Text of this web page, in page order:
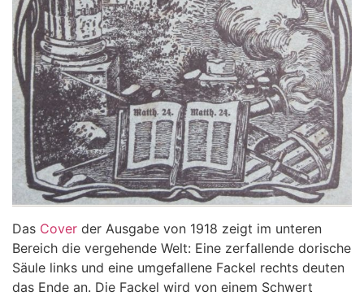
Das Cover der Ausgabe von 1918 zeigt im unteren
Bereich die vergehende Welt: Eine zerfallende dorische
Säule links und eine umgefallene Fackel rechts deuten
das Ende an. Die Fackel wird von einem Schwert